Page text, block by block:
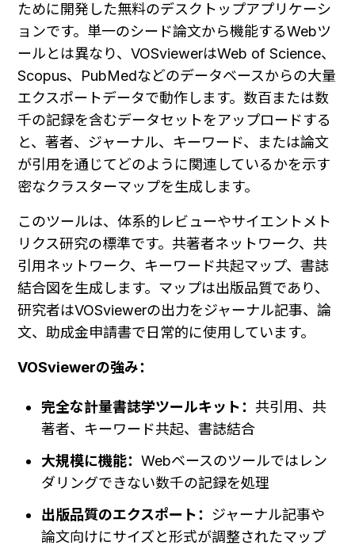
ために開発した無料のデスクトップアプリケーシ
ョンです。単一のシード論文から機能するWebツ
ールとは異なり、VOSviewerはWeb of Science、
Scopus、PubMedなどのデータベースからの大量
エクスポートデータで動作します。数百または数
千の記録を含むデータセットをアップロードする
と、著者、ジャーナル、キーワード、または論文
が引用を通じてどのように関連しているかを示す
密なクラスターマップを生成します。
このツールは、体系的レビューやサイエントメト
リクス研究の標準です。共著者ネットワーク、共
引用ネットワーク、キーワード共起マップ、書誌
結合図を生成します。マップは出版品質であり、
研究者はVOSviewerの出力をジャーナル記事、論
文、助成金申請書で日常的に使用しています。
VOSviewerの強み：
完全な計量書誌学ツールキット：共引用、共
著者、キーワード共起、書誌結合
大規模に機能：Webベースのツールではレン
ダリングできない数千の記録を処理
出版品質のエクスポート： ジャーナル記事や
論文向けにサイズと形式が調整されたマップ